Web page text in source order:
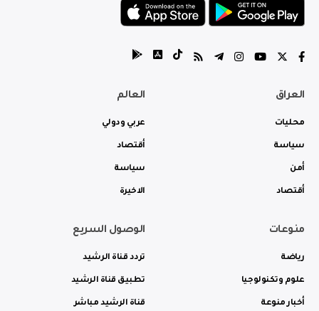
العراق
محليات
سياسة
أمن
أقتصاد
العالم
عربي ودولي
أقتصاد
سياسة
الاخيرة
منوعات
رياضة
علوم وتكنولوجيا
أخبار منوعة
الوصول السريع
تردد قناة الرشيد
تطبيق قناة الرشيد
قناة الرشيد مباشر